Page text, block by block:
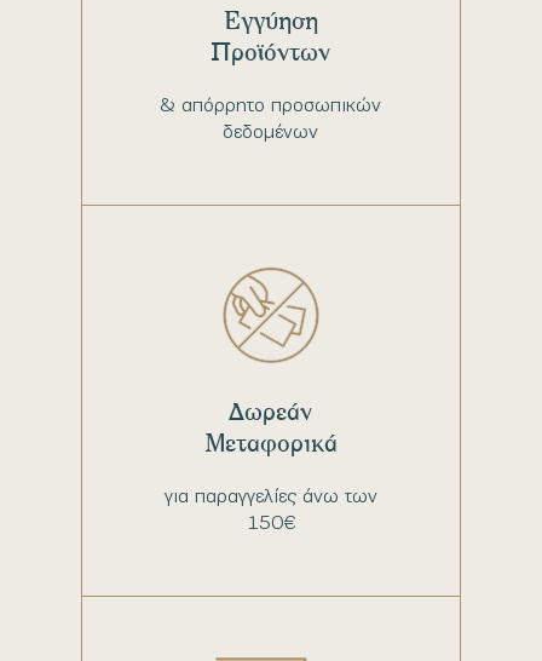
& απόρρητο προσωπικών
δεδομένων
Εγγύηση
Προϊόντων
για παραγγελίες άνω των
150€
Δωρεάν
Μεταφορικά